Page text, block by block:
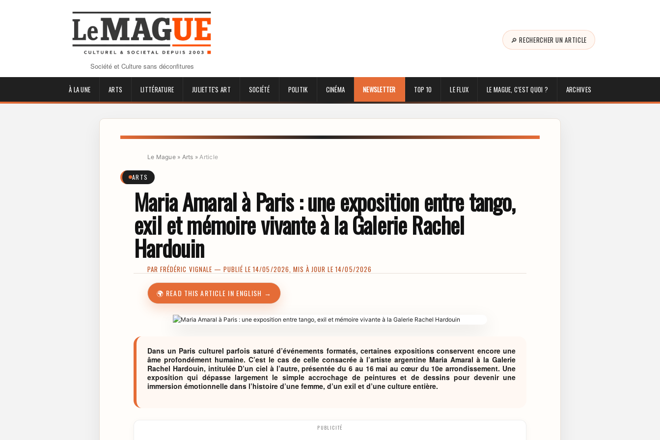
Société et Culture sans déconfitures
🔎 RECHERCHER UN ARTICLE
À LA UNE ARTS LITTÉRATURE JULIETTE'S ART SOCIÉTÉ POLITIK CINÉMA NEWSLETTER TOP 10 LE FLUX LE MAGUE, C’EST QUOI ? ARCHIVES
Le Mague» Arts » Article
ARTS
Maria Amaral à Paris : une exposition entre tango,
exil et mémoire vivante à la Galerie Rachel
Hardouin
PARFRÉDÉRIC VIGNALE — PUBLIÉ LE 14/05/2026, MIS À JOUR LE 14/05/2026
🌍 READ THIS ARTICLE IN ENGLISH →
Dans un Paris culturel parfois saturé d’événements formatés, certaines expositions conservent encore une
âme profondément humaine. C’est le cas de celle consacrée à l’artiste argentine Maria Amaral à la Galerie
Rachel Hardouin, intitulée D’un ciel à l’autre, présentée du 6 au 16 mai au cœur du 10e arrondissement. Une
exposition qui dépasse largement le simple accrochage de peintures et de dessins pour devenir une
immersion émotionnelle dans l’histoire d’une femme, d’un exil et d’une culture entière.
PUBLICITÉ